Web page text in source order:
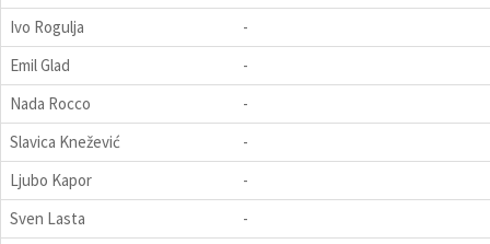
Ivo Rogulja
-
Emil Glad
-
Nada Rocco
-
Slavica Knežević
-
Ljubo Kapor
-
Sven Lasta
-